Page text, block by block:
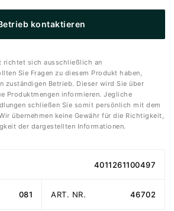
kontaktieren
richtet sich ausschließlich an
Sie Fragen zu diesem Produkt haben,
zuständigen Betrieb. Dieser wird Sie über
Produktmengen informieren. Jegliche
schließen Sie somit persönlich mit dem
übernehmen keine Gewähr für die Richtigkeit,
der dargestellten Informationen.
4011261100497
081 ART. NR. 46702